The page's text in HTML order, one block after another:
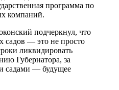
программа по
компаний.
подчеркнул, что
садов — это не просто
ликвидировать
Губернатора, за
садами — будущее